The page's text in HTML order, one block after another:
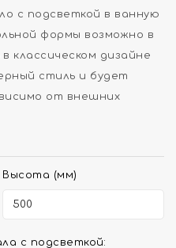
с подсветкой в ванную
формы возможно в
классическом дизайне
стиль и будет
от внешних
Высота (мм)
с подсветкой: